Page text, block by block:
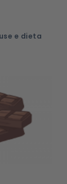
e dieta